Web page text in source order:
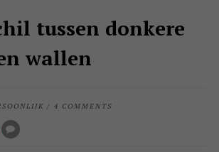
tussen donkere
wallen
/ 4 COMMENTS